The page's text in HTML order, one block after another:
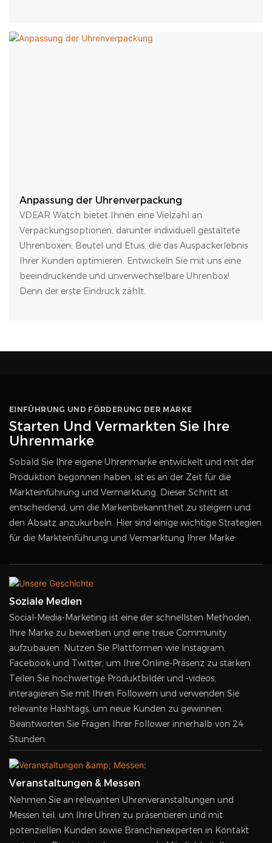
Anpassung der Uhrenverpackung
VDEAR Watch bietet Ihnen eine Vielzahl an
Verpackungsoptionen, darunter individuell gestaltete
Uhrenboxen, Beutel und Etuis, die das Auspackerlebnis
Ihrer Kunden optimieren. Entwickeln Sie mit uns eine
beeindruckende und unverwechselbare Uhrenbox!
Denn der erste Eindruck zählt.
EINFÜHRUNG UND FÖRDERUNG DER MARKE
Starten Und Vermarkten Sie Ihre
Uhrenmarke
Sobald Sie Ihre eigene Uhrenmarke entwickelt und mit der
Produktion begonnen haben, ist es an der Zeit für die
Markteinführung und Vermarktung. Dieser Schritt ist
entscheidend, um die Markenbekanntheit zu steigern und
den Absatz anzukurbeln. Hier sind einige wichtige Strategien
für die Markteinführung und Vermarktung Ihrer Marke:
Soziale Medien
Social-Media-Marketing ist eine der schnellsten Methoden,
Ihre Marke zu bewerben und eine treue Community
aufzubauen. Nutzen Sie Plattformen wie Instagram,
Facebook und Twitter, um Ihre Online-Präsenz zu stärken.
Teilen Sie hochwertige Produktbilder und -videos,
interagieren Sie mit Ihren Followern und verwenden Sie
relevante Hashtags, um neue Kunden zu gewinnen.
Beantworten Sie Fragen Ihrer Follower innerhalb von 24
Stunden.
Veranstaltungen & Messen
Nehmen Sie an relevanten Uhrenveranstaltungen und
Messen teil, um Ihre Uhren zu präsentieren und mit
potenziellen Kunden sowie Branchenexperten in Kontakt